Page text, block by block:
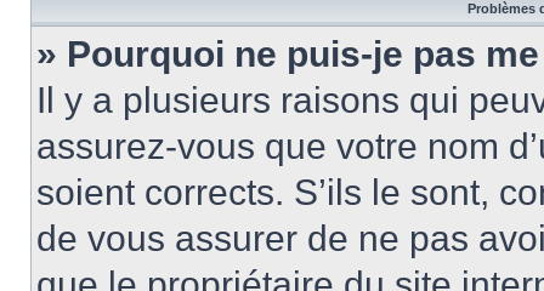
Problèmes
» Pourquoi ne puis-je pas
Il y a plusieurs raisons qui
assurez-vous que votre nom
soient corrects. S’ils le sont,
de vous assurer de ne pas